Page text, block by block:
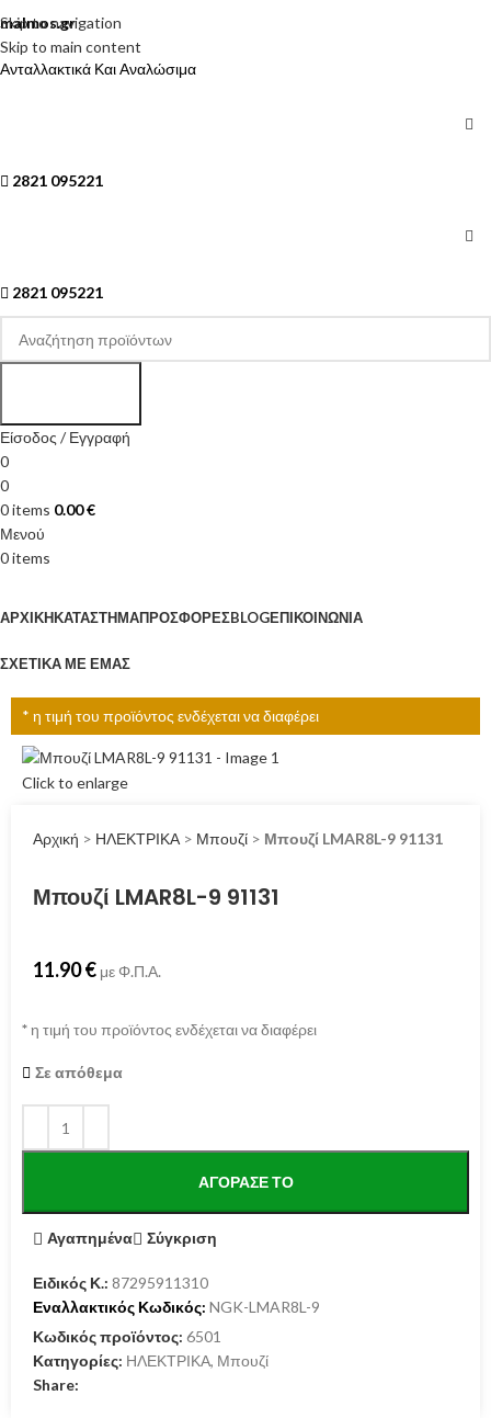
Skip to navigation
Skip to main content
malmos.gr
Ανταλλακτικά Και Αναλώσιμα
2821 095221
2821 095221
Είσοδος / Εγγραφή
0
0
0items 0.00€
Μενού
0items
ΑΡΧΙΚΉΚΑΤΆΣΤΗΜΑΠΡΟΣΦΟΡΈΣBLOGΕΠΙΚΟΙΝΩΝΊΑ
ΣΧΕΤΙΚΆ ΜΕ ΕΜΆΣ
* η τιμή του προϊόντος ενδέχεται να διαφέρει
Click to enlarge
Αρχική > ΗΛΕΚΤΡΙΚΑ > Μπουζί > Μπουζί LMAR8L-9 91131
Μπουζί LMAR8L-9 91131
11.90€ με Φ.Π.Α.
*η τιμή του προϊόντος ενδέχεται να διαφέρει
Σε απόθεμα
ΑΓΌΡΑΣΕ ΤΟ
Αγαπημένα Σύγκριση
Ειδικός Κ.: 87295911310
Εναλλακτικός Κωδικός: NGK-LMAR8L-9
Κωδικός προϊόντος: 6501
Κατηγορίες: ΗΛΕΚΤΡΙΚΑ, Μπουζί
Share: